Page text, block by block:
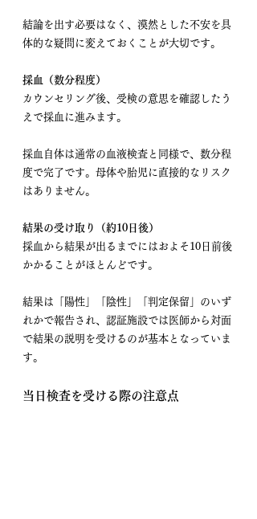
結論を出す必要はなく、漠然とした不安を具
体的な疑問に変えておくことが大切です。
採血（数分程度）
カウンセリング後、受検の意思を確認したう
えで採血に進みます。
採血自体は通常の血液検査と同様で、数分程
度で完了です。母体や胎児に直接的なリスク
はありません。
結果の受け取り（約10日後）
採血から結果が出るまでにはおよそ10日前後
かかることがほとんどです。
結果は「陽性」「陰性」「判定保留」のいず
れかで報告され、認証施設では医師から対面
で結果の説明を受けるのが基本となっていま
す。
当日検査を受ける際の注意点